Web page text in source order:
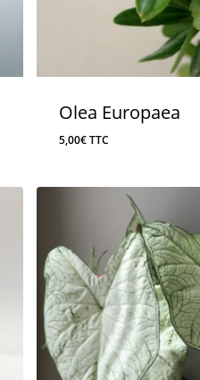
Olea Europaea
5,00€ TTC